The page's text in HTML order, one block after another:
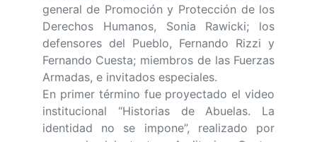
general de Promoción y Protección de los
Derechos Humanos, Sonia Rawicki; los
defensores del Pueblo, Fernando Rizzi y
Fernando Cuesta; miembros de las Fuerzas
Armadas, e invitados especiales.
En primer término fue proyectado el video
institucional “Historias de Abuelas. La
identidad no se impone”, realizado por